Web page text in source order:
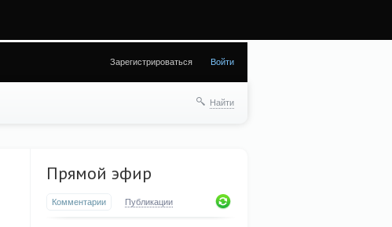
Зарегистрироваться Войти
Найти
Прямой эфир
Комментарии Публикации